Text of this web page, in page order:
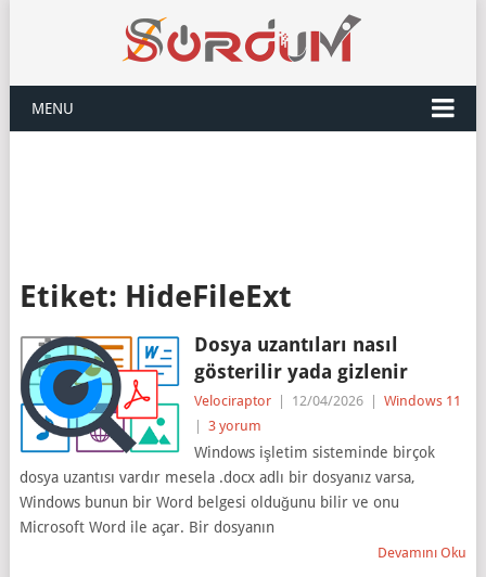
MENU
Etiket: HideFileExt
Dosya uzantıları nasıl
gösterilir yada gizlenir
Velociraptor 12/04/2026
Windows 11
3 yorum
Windows işletim sisteminde birçok
dosya uzantısı vardır mesela .docx adlı bir dosyanız varsa,
Windows bunun bir Word belgesi olduğunu bilir ve onu
Microsoft Word ile açar. Bir dosyanın
Devamını Oku